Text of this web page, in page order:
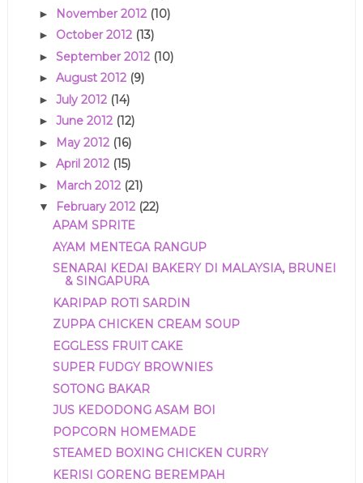
► November 2012 (10)
► October 2012 (13)
► September 2012 (10)
► August 2012 (9)
► July 2012 (14)
► June 2012 (12)
► May 2012 (16)
► April 2012 (15)
► March 2012 (21)
▼ February 2012 (22)
APAM SPRITE
AYAM MENTEGA RANGUP
SENARAI KEDAI BAKERY DI MALAYSIA, BRUNEI
& SINGAPURA
KARIPAP ROTI SARDIN
ZUPPA CHICKEN CREAM SOUP
EGGLESS FRUIT CAKE
SUPER FUDGY BROWNIES
SOTONG BAKAR
JUS KEDODONG ASAM BOI
POPCORN HOMEMADE
STEAMED BOXING CHICKEN CURRY
KERISI GORENG BEREMPAH